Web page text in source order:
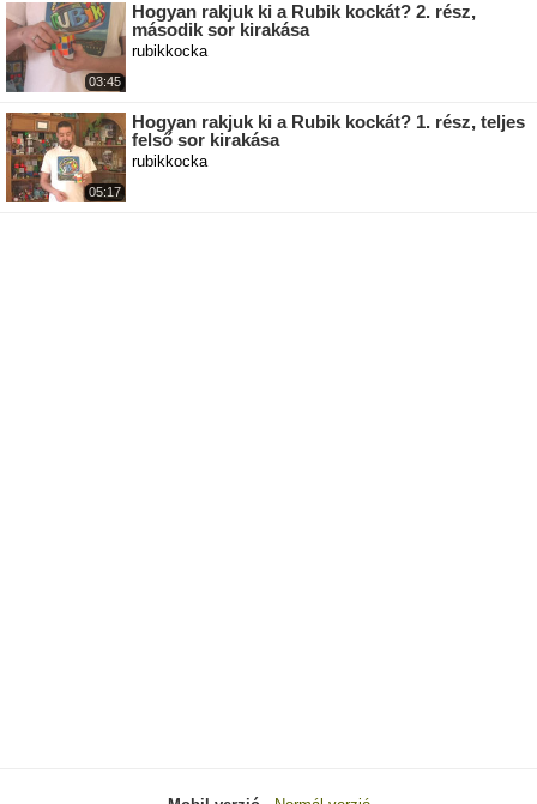
03:45
Hogyan rakjuk ki a Rubik kockát? 2. rész,
második sor kirakása
rubikkocka
05:17
Hogyan rakjuk ki a Rubik kockát? 1. rész, teljes
felső sor kirakása
rubikkocka